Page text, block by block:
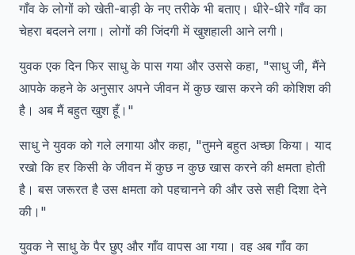
गाँव के लोगों को खेती-बाड़ी के नए तरीके भी बताए। धीरे-धीरे गाँव का
चेहरा बदलने लगा। लोगों की जिंदगी में खुशहाली आने लगी।
युवक एक दिन फिर साधु के पास गया और उससे कहा, "साधु जी, मैंने
आपके कहने के अनुसार अपने जीवन में कुछ खास करने की कोशिश की
है। अब मैं बहुत खुश हूँ।"
साधु ने युवक को गले लगाया और कहा, "तुमने बहुत अच्छा किया। याद
रखो कि हर किसी के जीवन में कुछ न कुछ खास करने की क्षमता होती
है। बस जरूरत है उस क्षमता को पहचानने की और उसे सही दिशा देने
की।"
युवक ने साधु के पैर छुए और गाँव वापस आ गया। वह अब गाँव का